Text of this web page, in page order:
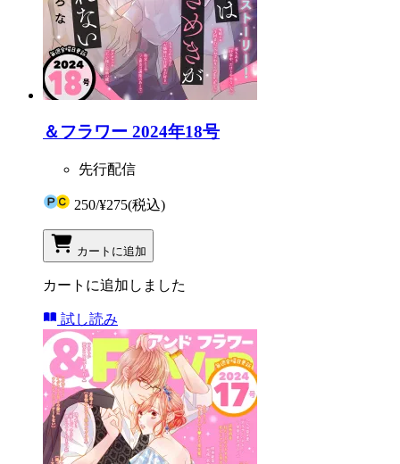
＆フラワー 2024年18号
先行配信
250/¥275(税込)
カートに追加
カートに追加しました
試し読み